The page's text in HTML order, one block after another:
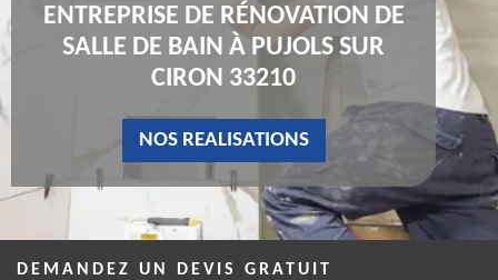
ENTREPRISE DE RÉNOVATION DE
SALLE DE BAIN À PUJOLS SUR
CIRON 33210
NOS REALISATIONS
DEMANDEZ UN DEVIS GRATUIT